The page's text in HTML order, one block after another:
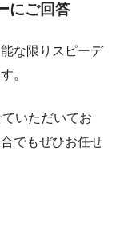
にご回答
な限りスピーデ
。
いただいてお
でもぜひお任せ